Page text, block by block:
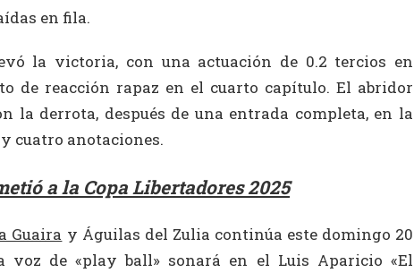
en fila.
la victoria, con una actuación de 0.2 tercios en
de reacción rapaz en el cuarto capítulo. El abridor
la derrota, después de una entrada completa, en la
cuatro anotaciones.
a la Copa Libertadores 2025
Guaira y Águilas del Zulia continúa este domingo 20
voz de «play ball» sonará en el Luis Aparicio «El